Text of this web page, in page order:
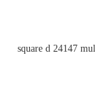
square d 24147